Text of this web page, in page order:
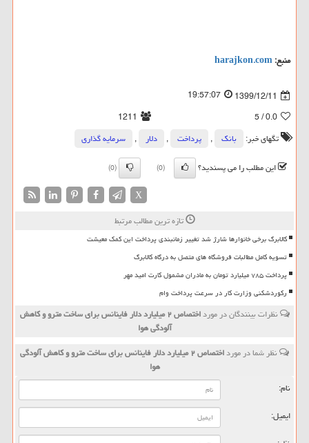
منبع:harajkon.com
1399/12/11
19:57:07
0.0
/ 5
1211
تگهای خبر:
بانك , پرداخت , دلار ,
سرمایه گذاری
این مطلب را می پسندید؟
(0)
(0)
X
تازه ترین مطالب مرتبط
کالابرگ برخی خانوارها شارژ شد تغییر زمانبندی پرداخت این کمک معیشت
تسویه کامل مطالبات فروشگاه های متصل به درگاه کالابرگ
پرداخت ۷۸۵ میلیارد تومان به مادران مشمول کارت امید مهر
رکوردشکنی وزارت کار در سرعت پرداخت وام
نظرات بینندگان در مورد
اختصاص ۲ میلیارد دلار فاینانس برای ساخت مترو و كاهش
آلودگی هوا
نظر شما در مورد
اختصاص ۲ میلیارد دلار فاینانس برای ساخت مترو و كاهش آلودگی
هوا
نام:
ایمیل: